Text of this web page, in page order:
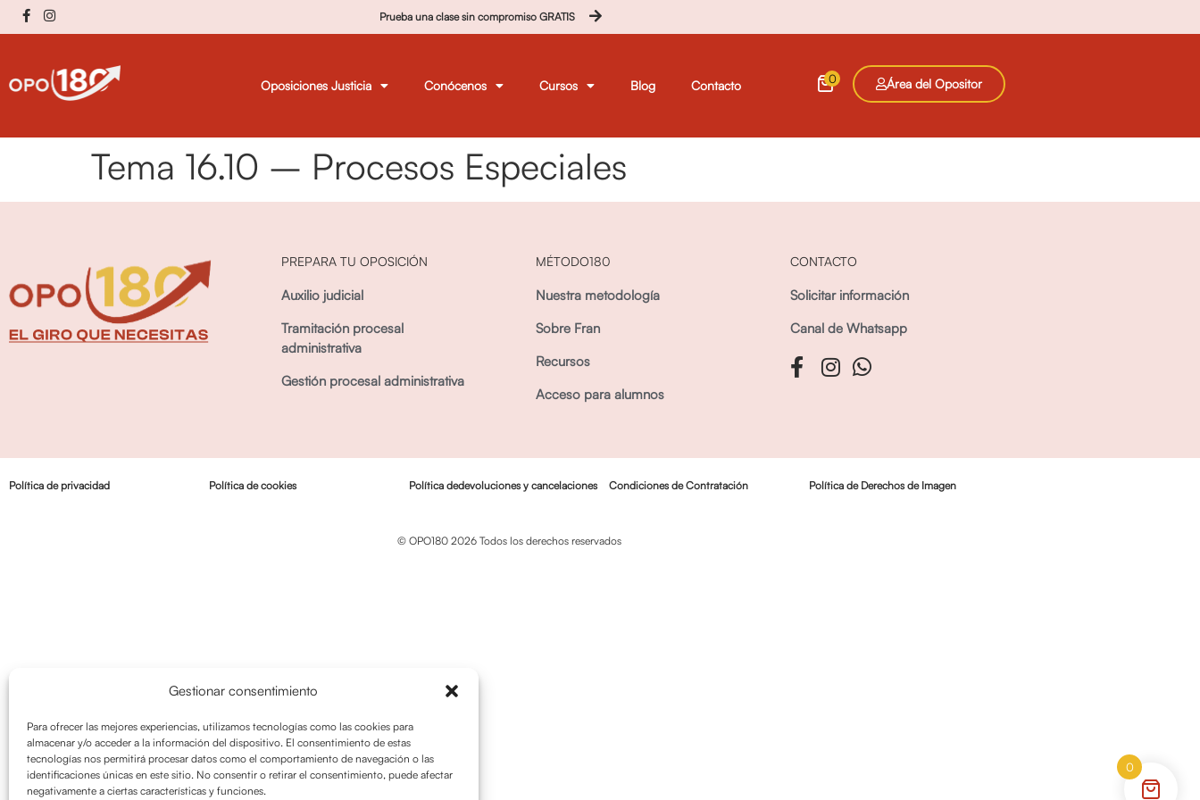
Gestionar consentimiento
Para ofrecer las mejores experiencias, utilizamos tecnologías como las cookies para
almacenar y/o acceder a la información del dispositivo. El consentimiento de estas
tecnologías nos permitirá procesar datos como el comportamiento de navegación o las
identificaciones únicas en este sitio. No consentir o retirar el consentimiento, puede afectar
negativamente a ciertas características y funciones.
Prueba una clase sin compromiso GRATIS
Oposiciones Justicia Conócenos Cursos Blog Contacto 0 Área del Opositor
Tema 16.10 – Procesos Especiales
PREPARA TU OPOSICIÓN
Auxilio judicial
Tramitación procesal
administrativa
Gestión procesal administrativa
MÉTODO180
Nuestra metodología
Sobre Fran
Recursos
Acceso para alumnos
CONTACTO
Solicitar información
Canal de Whatsapp
Política de privacidad Política de cookies Política dedevoluciones y cancelaciones Condiciones de Contratación Política de Derechos de Imagen
© OPO180 2026 Todos los derechos reservados
0